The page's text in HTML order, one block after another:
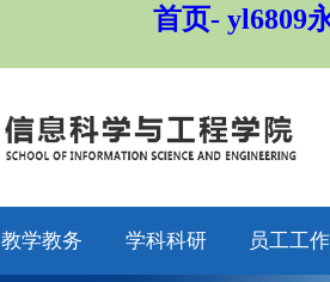
首页- yl6809
教学教务 学科科研 员工工作